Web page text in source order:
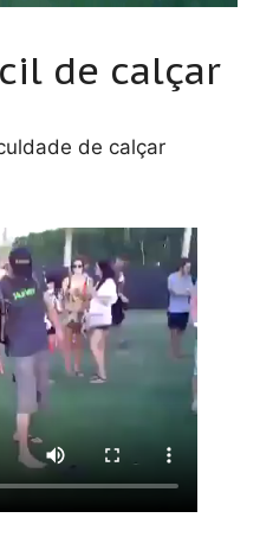
de calçar
de calçar